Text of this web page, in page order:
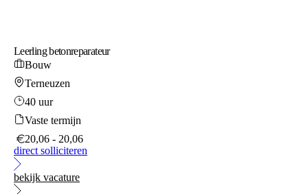
Leerling betonreparateur
Bouw
Terneuzen
40 uur
Vaste termijn
20,06 - 20,06
direct solliciteren
bekijk vacature